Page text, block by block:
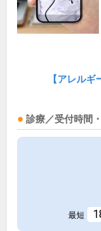
【アレル
診療／受付時間
最短